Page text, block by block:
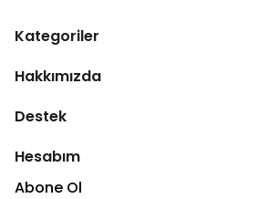
Kategoriler
Hakkımızda
Destek
Hesabım
Abone Ol